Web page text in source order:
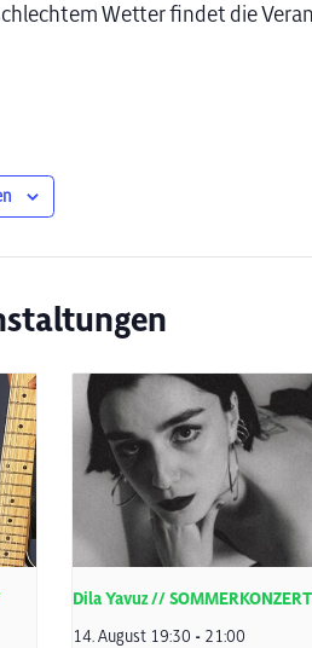
Wetter findet die
Dila Yavuz // SOMMERKONZERT
14. August 19:30 - 21:00